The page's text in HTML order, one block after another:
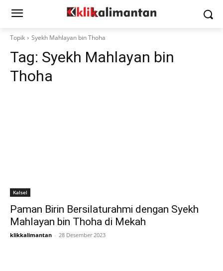
Topik Syekh Mahlayan bin Thoha
Tag: Syekh Mahlayan bin
Thoha
Kalsel
Paman Birin Bersilaturahmi dengan Syekh
Mahlayan bin Thoha di Mekah
klikkalimantan - 28 Desember 2023